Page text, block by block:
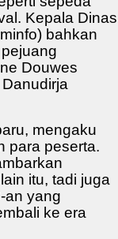
Kepala Dinas
bahkan
Douwes
mengaku
para peserta.
itu, tadi juga
an yang
ke era